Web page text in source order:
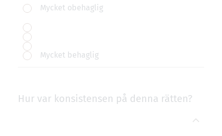
Mycket obehaglig
Mycket behaglig
Hur var konsistensen på denna rätten?